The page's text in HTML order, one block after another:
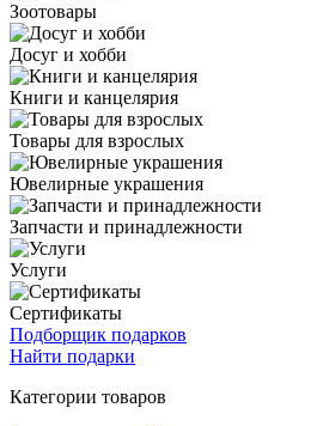
Зоотовары
Досуг и хобби
Книги и канцелярия
Товары для взрослых
Ювелирные украшения
Запчасти и принадлежности
Услуги
Сертификаты
Подборщик подарков
Найти подарки
Категории товаров